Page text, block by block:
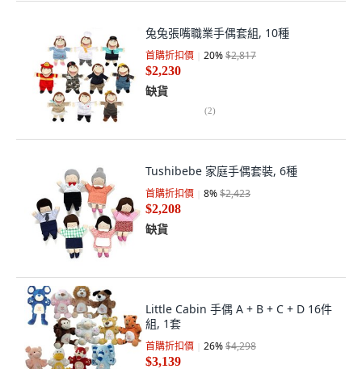
兔兔張嘴職業手偶套組, 10種
首購折扣價 20%$2,817
$2,230
缺貨
(2)
Tushibebe 家庭手偶套裝, 6種
首購折扣價 8%$2,423
$2,208
缺貨
Little Cabin 手偶 A + B + C + D 16件
組, 1套
首購折扣價 26%$4,298
$3,139